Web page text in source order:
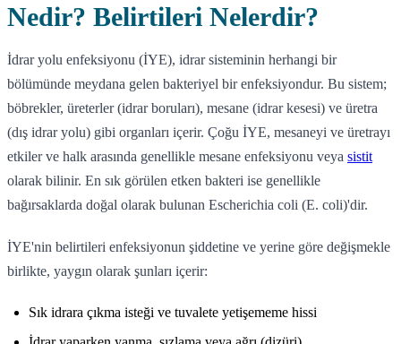
Nedir? Belirtileri Nelerdir?
İdrar yolu enfeksiyonu (İYE), idrar sisteminin herhangi bir
bölümünde meydana gelen bakteriyel bir enfeksiyondur. Bu sistem;
böbrekler, üreterler (idrar boruları), mesane (idrar kesesi) ve üretra
(dış idrar yolu) gibi organları içerir. Çoğu İYE, mesaneyi ve üretrayı
etkiler ve halk arasında genellikle mesane enfeksiyonu veya sistit
olarak bilinir. En sık görülen etken bakteri ise genellikle
bağırsaklarda doğal olarak bulunan Escherichia coli (E. coli)'dir.
İYE'nin belirtileri enfeksiyonun şiddetine ve yerine göre değişmekle
birlikte, yaygın olarak şunları içerir:
Sık idrara çıkma isteği ve tuvalete yetişememe hissi